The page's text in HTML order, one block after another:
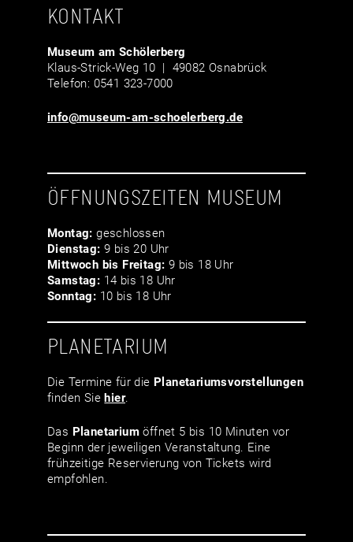
KONTAKT
Museum am Schölerberg
Klaus-Strick-Weg 10 | 49082 Osnabrück
Telefon: 0541 323-7000
info@museum-am-schoelerberg.de
ÖFFNUNGSZEITEN MUSEUM
Montag: geschlossen
Dienstag: 9 bis 20 Uhr
Mittwoch bis Freitag: 9 bis 18 Uhr
Samstag: 14 bis 18 Uhr
Sonntag: 10 bis 18 Uhr
PLANETARIUM
Die Termine für die Planetariumsvor­stellungen
finden Siehier.
Das Planetarium öffnet 5 bis 10 Minuten vor
Beginn der jeweiligen Veranstaltung. Eine
frühzeitige Reservierung von Tickets wird
empfohlen.